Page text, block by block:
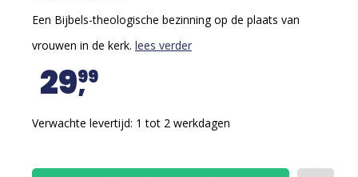
Een Bijbels-theologische bezinning op de plaats van
vrouwen in de kerk. lees verder
2999
Verwachte levertijd: 1 tot 2 werkdagen